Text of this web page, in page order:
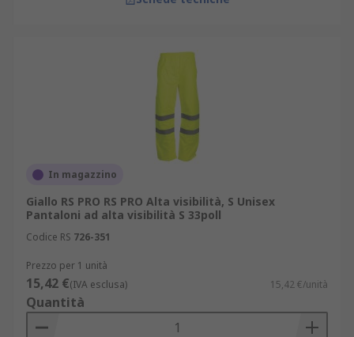
In magazzino
Giallo RS PRO RS PRO Alta visibilità, S Unisex
Pantaloni ad alta visibilità S 33poll
Codice RS 726-351
Prezzo per 1 unità
15,42 €(IVA esclusa) 15,42 €/unità
Quantità